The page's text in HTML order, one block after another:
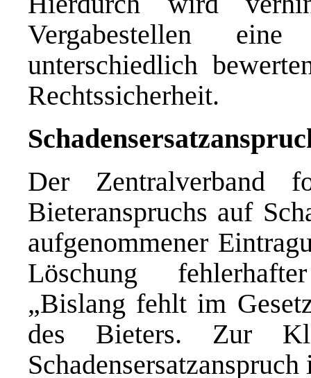
Vergabestellen eine
unterschiedlich
Rechtssicherheit.
Der Zentralverband
Bieteranspruchs auf
aufgenommener
Löschung
„Bislang fehlt im
des Bieters. Zur